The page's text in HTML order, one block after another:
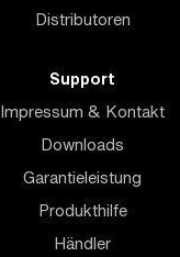
Distributoren
Support
Impressum & Kontakt
Downloads
Garantieleistung
Produkthilfe
Händler